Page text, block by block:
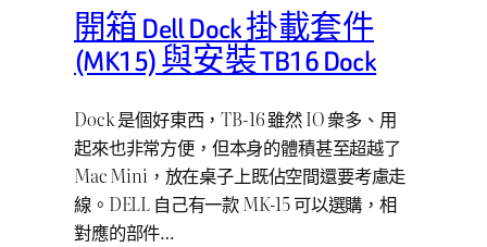
開箱 Dell Dock 掛載套件
(MK15) 與安裝 TB16 Dock
Dock 是個好東西，TB-16 雖然 IO 衆多、用
起來也非常方便，但本身的體積甚至超越了
Mac Mini，放在桌子上既佔空間還要考慮走
線。DELL 自己有一款 MK-15 可以選購，相
對應的部件…